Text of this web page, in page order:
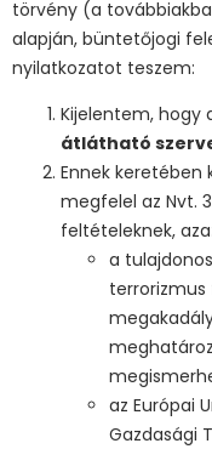
törvény (a
alapján, büntetőjogi
nyilatkozatot teszem:
Kijelentem, hogy
átlátható
Ennek keretében
megfelel az Nvt.
feltételeknek,
a
terrorizmus
az Európai
Gazdasági